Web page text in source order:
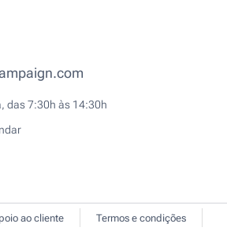
das 7:30h às 14:30h
ao cliente Termos e condições